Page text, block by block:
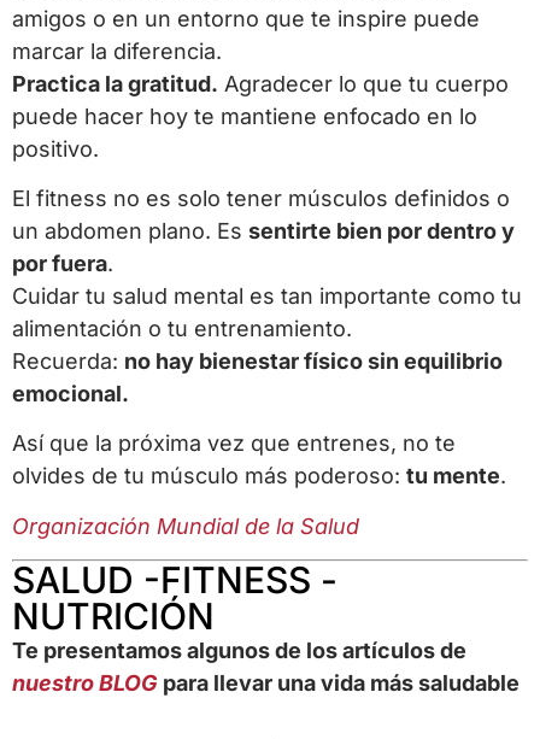
amigos o en un entorno que te inspire puede
marcar la diferencia.
Practica la gratitud. Agradecer lo que tu cuerpo
puede hacer hoy te mantiene enfocado en lo
positivo.
El fitness no es solo tener músculos definidos o
un abdomen plano. Es sentirte bien por dentro y
por fuera.
Cuidar tu salud mental es tan importante como tu
alimentación o tu entrenamiento.
Recuerda: no hay bienestar físico sin equilibrio
emocional.
Así que la próxima vez que entrenes, no te
olvides de tu músculo más poderoso: tu mente.
Organización Mundial de la Salud
SALUD -FITNESS -
NUTRICIÓN
Te presentamos algunos de los artículos de
nuestro BLOG para llevar una vida más saludable